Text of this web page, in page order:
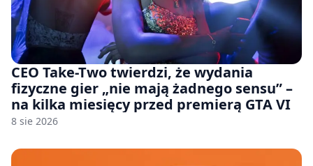
CEO Take-Two twierdzi, że wydania
fizyczne gier „nie mają żadnego sensu” –
na kilka miesięcy przed premierą GTA VI
8 sie 2026